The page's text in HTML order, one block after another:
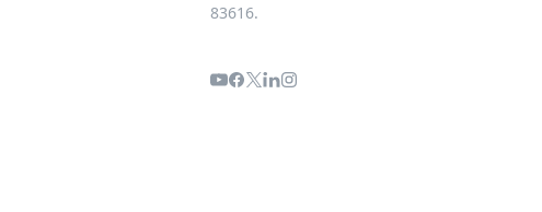
83616.